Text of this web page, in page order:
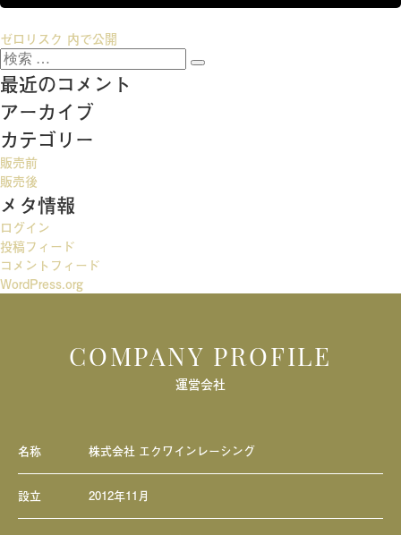
投
稿
ナ
ビ
ゲ
ー
シ
ョ
ン
ゼロリスク 内で公開
検
索:
検
最近のコメント
アーカイブ
カテゴリー
販売前
販売後
メタ情報
ログイン
投稿フィード
コメントフィード
WordPress.org
COMPANY PROFILE
運営会社
名称 株式会社 エクワインレーシング
設立 2012年11月